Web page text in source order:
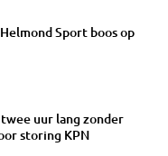
Sport boos op
uur lang zonder
storing KPN